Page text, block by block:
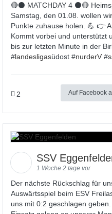
🔴⚫ MATCHDAY 4 ⚫🔴
Samstag, den 01.08. wollen
Punkte zuhause holen. 💪 👉
Kommt vorbei und unterstützt
bis zur letzten Minute in der
#landesligasüdost #nurderV #
2 Auf Facebook
SSV
1 Woche 2 tage vor
Der nächste Rückschlag für
Auswärtsspiel beim ESV
uns mit 0:2 geschlagen